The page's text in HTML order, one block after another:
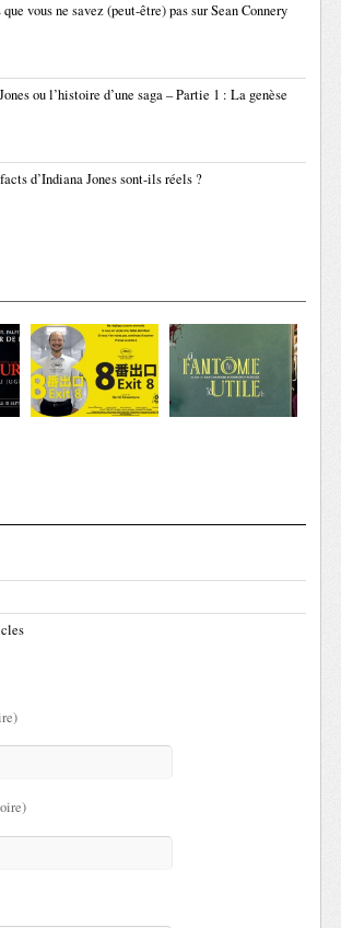
que vous ne savez (peut-être) pas sur Sean Connery
ou l’histoire d’une saga – Partie 1 : La genèse
d’Indiana Jones sont-ils réels ?